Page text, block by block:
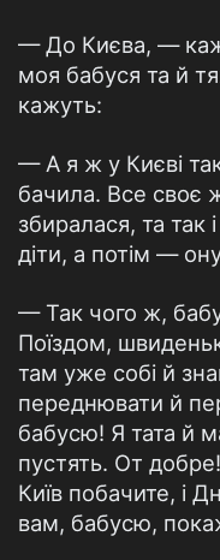
— До Києва, —
моя бабуся та й
кажуть:
— А я ж у Києві так
бачила. Все своє
збиралася, та так
діти, а потім —
— Так чого ж,
Поїздом,
там уже собі й
переднювати й
бабусю! Я тата й
пустять. От
Київ побачите, і
вам, бабусю,